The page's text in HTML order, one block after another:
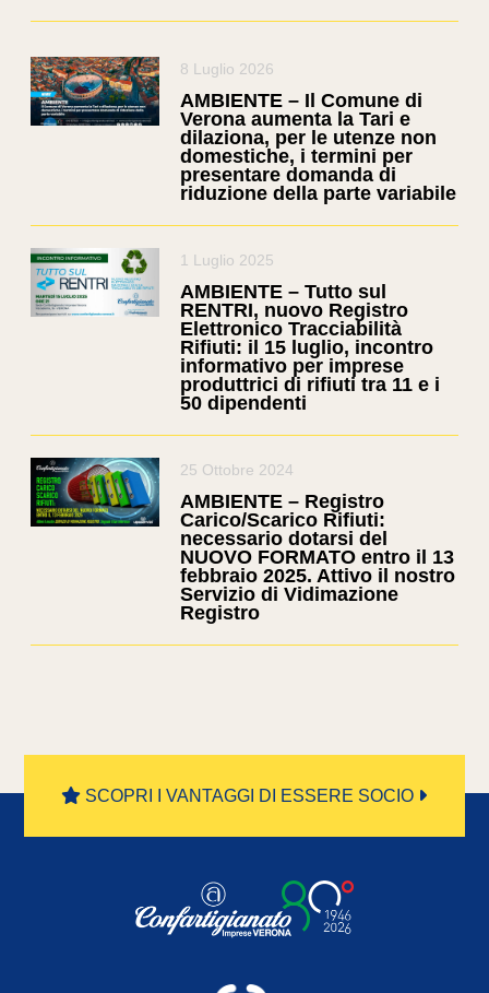
8 Luglio 2026
AMBIENTE – Il Comune di
Verona aumenta la Tari e
dilaziona, per le utenze non
domestiche, i termini per
presentare domanda di
riduzione della parte variabile
1 Luglio 2025
AMBIENTE – Tutto sul
RENTRI, nuovo Registro
Elettronico Tracciabilità
Rifiuti: il 15 luglio, incontro
informativo per imprese
produttrici di rifiuti tra 11 e i
50 dipendenti
25 Ottobre 2024
AMBIENTE – Registro
Carico/Scarico Rifiuti:
necessario dotarsi del
NUOVO FORMATO entro il 13
febbraio 2025. Attivo il nostro
Servizio di Vidimazione
Registro
SCOPRI I VANTAGGI DI ESSERE SOCIO